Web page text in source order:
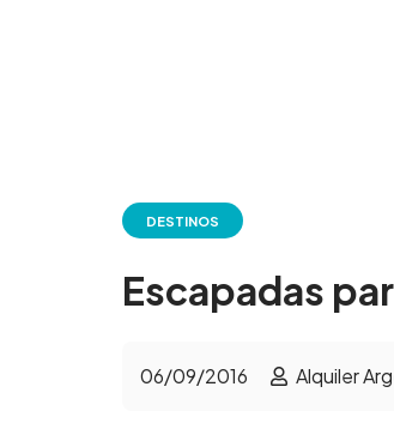
DESTINOS
Escapadas
06/09/2016 Alquiler